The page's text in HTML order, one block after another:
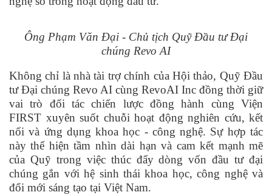
Ông Phạm Văn Đại - Chủ tịch Quỹ Đầu tư Đại
chúng Revo AI
Không chỉ là nhà tài trợ chính của Hội thảo, Quỹ Đầu
tư Đại chúng Revo AI cùng RevoAI Inc đồng thời giữ
vai trò đối tác chiến lược đồng hành cùng Viện
FIRST xuyên suốt chuỗi hoạt động nghiên cứu, kết
nối và ứng dụng khoa học - công nghệ. Sự hợp tác
này thể hiện tầm nhìn dài hạn và cam kết mạnh mẽ
của Quỹ trong việc thúc đẩy dòng vốn đầu tư đại
chúng gắn với hệ sinh thái khoa học, công nghệ và
đổi mới sáng tạo tại Việt Nam.